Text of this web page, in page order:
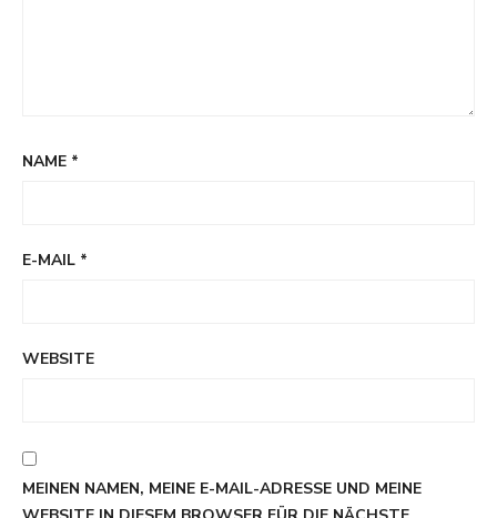
NAME *
E-MAIL *
WEBSITE
MEINEN NAMEN, MEINE E-MAIL-ADRESSE UND MEINE